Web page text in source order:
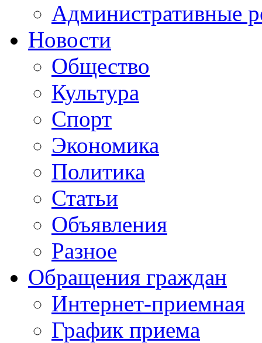
Административные
Новости
Общество
Культура
Спорт
Экономика
Политика
Статьи
Объявления
Разное
Обращения граждан
Интернет-приемная
График приема